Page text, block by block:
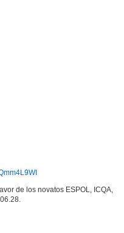
de los novatos ESPOL, ICQA,